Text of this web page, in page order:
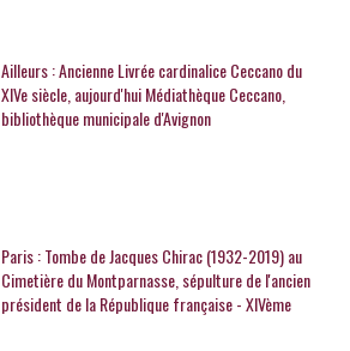
Ailleurs : Ancienne Livrée cardinalice Ceccano du
XIVe siècle, aujourd'hui Médiathèque Ceccano,
bibliothèque municipale d'Avignon
Paris : Tombe de Jacques Chirac (1932-2019) au
Cimetière du Montparnasse, sépulture de l'ancien
président de la République française - XIVème